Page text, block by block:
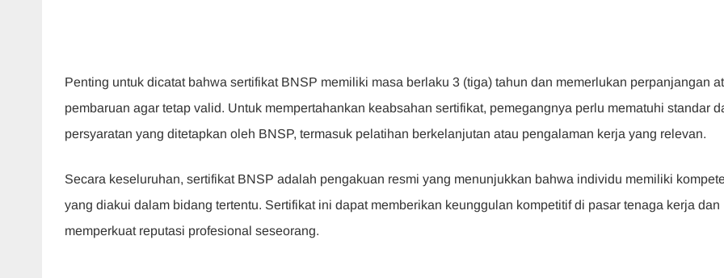
Penting untuk dicatat bahwa sertifikat BNSP memiliki masa berlaku 3 (tiga) tahun dan memerlukan perpanjangan
pembaruan agar tetap valid. Untuk mempertahankan keabsahan sertifikat, pemegangnya perlu mematuhi standar
persyaratan yang ditetapkan oleh BNSP, termasuk pelatihan berkelanjutan atau pengalaman kerja yang relevan.
Secara keseluruhan, sertifikat BNSP adalah pengakuan resmi yang menunjukkan bahwa individu memiliki
yang diakui dalam bidang tertentu. Sertifikat ini dapat memberikan keunggulan kompetitif di pasar tenaga kerja dan
memperkuat reputasi profesional seseorang.